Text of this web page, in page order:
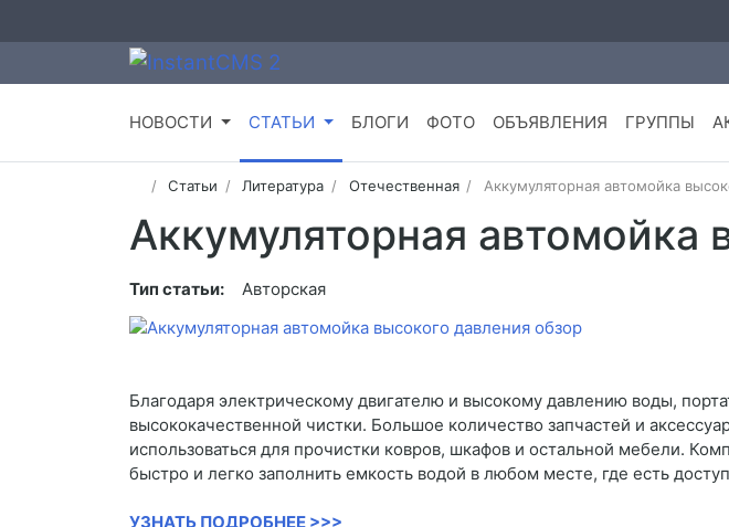
НОВОСТИ СТАТЬИ БЛОГИ ФОТО ОБЪЯВЛЕНИЯ ГРУППЫ
Статьи Литература Отечественная Аккумуляторная автомойка
Аккумуляторная автомойка
Тип статьи: Авторская
Благодаря электрическому двигателю и высокому давлению воды,
высококачественной чистки. Большое количество запчастей и
использоваться для прочистки ковров, шкафов и остальной мебели.
быстро и легко заполнить емкость водой в любом месте, где есть
УЗНАТЬ ПОДРОБНЕЕ >>>